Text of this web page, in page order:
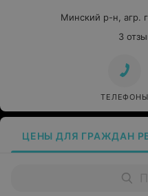
Минский р-н, агр.
3
ТЕЛЕФОНЫ
ЦЕНЫ ДЛЯ ГРАЖДАН